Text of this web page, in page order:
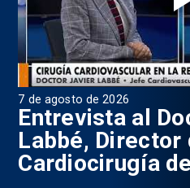
7 de agosto de 2026
Entrevista al
Labbé, Director
Cardiocirugía